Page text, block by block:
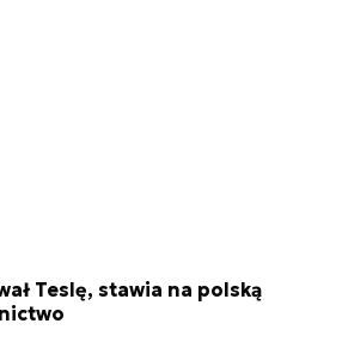
Teslę, stawia na polską